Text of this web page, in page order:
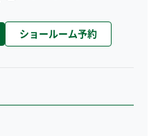
ショールーム予約